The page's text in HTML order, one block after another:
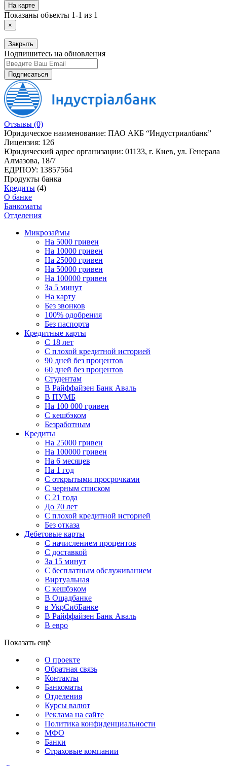
На карте
Показаны объекты 1-1 из 1
×
Закрыть
Подпишитесь на обновления
Подписаться
Отзывы (0)
Юридическое наименование: ПАО АКБ “Индустриалбанк”
Лицензия: 126
Юридический адрес организации: 01133, г. Киев, ул. Генерала
Алмазова, 18/7
ЕДРПОУ: 13857564
Продукты банка
Кредиты (4)
О банке
Банкоматы
Отделения
Микрозаймы
На 5000 гривен
На 10000 гривен
На 25000 гривен
На 50000 гривен
На 100000 гривен
За 5 минут
На карту
Без звонков
100% одобрения
Без паспорта
Кредитные карты
C 18 лет
С плохой кредитной историей
90 дней без процентов
60 дней без процентов
Студентам
В Райффайзен Банк Аваль
В ПУМБ
На 100 000 гривен
С кешбэком
Безработным
Кредиты
На 25000 гривен
На 100000 гривен
На 6 месяцев
На 1 год
С открытыми просрочками
С черным списком
С 21 года
До 70 лет
С плохой кредитной историей
Без отказа
Дебетовые карты
С начислением процентов
С доставкой
За 15 минут
С бесплатным обслуживанием
Виртуальная
С кешбэком
В Ощадбанке
в УкрСибБанке
В Райффайзен Банк Аваль
В евро
Показать ещё
О проекте
Обратная связь
Контакты
Банкоматы
Отделения
Курсы валют
Реклама на сайте
Политика конфиденциальности
МФО
Банки
Страховые компании